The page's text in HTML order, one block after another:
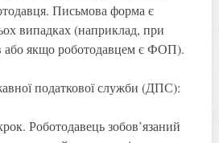
Письмова форма є
випадках (наприклад, при
або якщо роботодавцем є ФОП).
податкової служби (ДПС):
Роботодавець зобов’язаний